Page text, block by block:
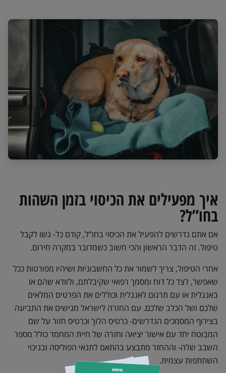
איך מפעילים את הכיסוי בזמן השהות
בחו”ל?
אם אתם נדרשים להפעיל את הכיסוי בחו”ל, קודם כל- גשו לקבל
טיפול. זה הדבר הראשון והכי חשוב כשמדובר במקרה חירום.
אחרי הטיפול, צריך לשמור את כל החשבוניות ושיהיו מפורטות ככל
שאפשר, לצד כל דוח ומסמך רפואי שקיבלתם, ולוודא שהם או
באנגלית או עם תרגום לאנגלית וכוללים את הפרטים המלאים
שלכם ושל הכלב שלכם. עם החזרה לישראל מגישים את התביעה
בצירוף המסמכים הנדרשים- כרטיס הלוך וכרטיס חזור על שם
המבוטח יחד עם אישור יציאה וחזרה של חיית המחמד כולל מספר
השבב שלה- וההחזר מתבצע בהתאם לתנאי הפוליסה ובניכוי
השתתפות עצמית.